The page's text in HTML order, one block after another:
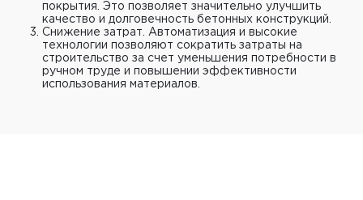
покрытия. Это позволяет значительно улучшить
качество и долговечность бетонных конструкций.
Снижение затрат. Автоматизация и высокие
технологии позволяют сократить затраты на
строительство за счет уменьшения потребности в
ручном труде и повышении эффективности
использования материалов.